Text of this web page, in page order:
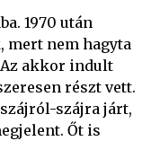
1970 után
mert nem hagyta
akkor indult
részt vett.
szájra járt,
Őt is